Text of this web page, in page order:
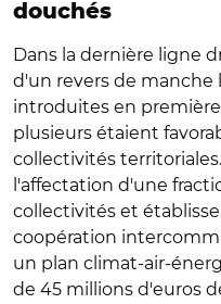
douchés
Dans la dernière ligne
d'un revers de manche
introduites en
plusieurs étaient
collectivités
l'affectation d'une
collectivités et
coopération
un plan climat-air-
de 45 millions d'euros